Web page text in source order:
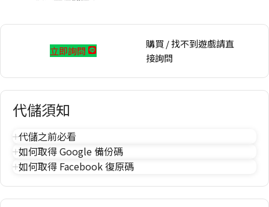
立即詢問
購買 / 找不到遊戲請直
接詢問
代儲須知
代儲之前必看
如何取得 Google 備份碼
如何取得 Facebook 復原碼